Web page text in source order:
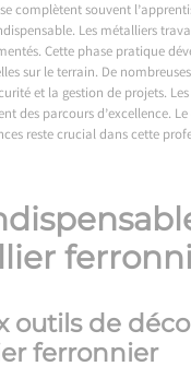
complètent souvent
Les métalliers
Cette phase pratique
sur le terrain. De
et la gestion de projets.
des parcours d’excellence.
reste crucial dans cette
outils de
ferronnier